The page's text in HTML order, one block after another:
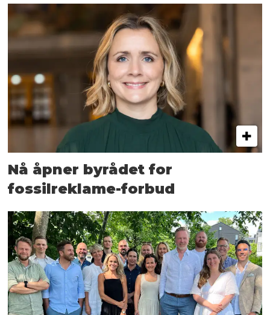
Nå åpner byrådet for
fossilreklame-forbud